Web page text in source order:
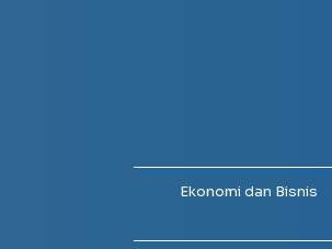
Ekonomi dan Bisnis